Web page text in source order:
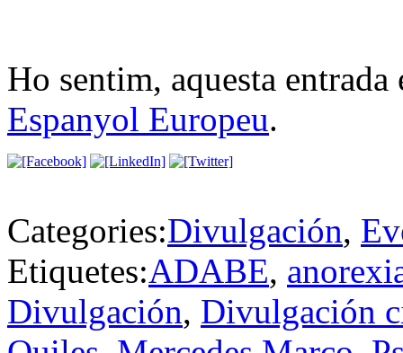
Ho sentim, aquesta
Espanyol Europeu.
Categories:Divulgación,
Etiquetes:ADABE,
Divulgación, Divulgación